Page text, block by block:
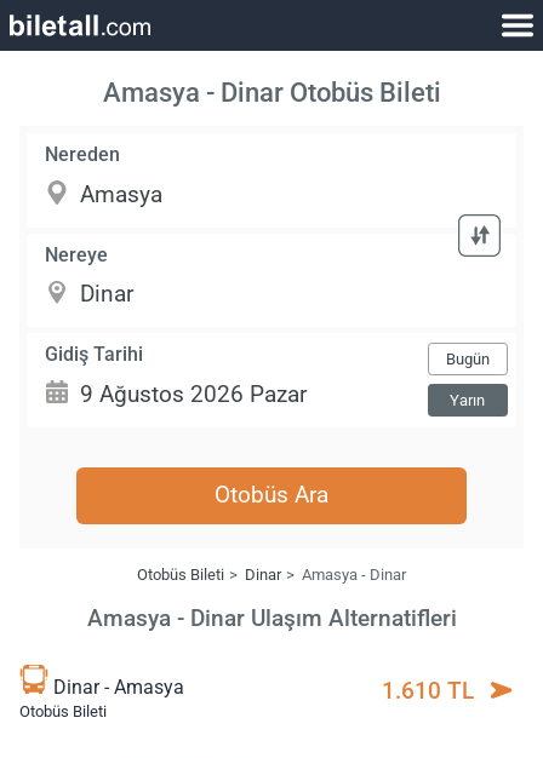
Amasya - Dinar Otobüs Bileti
Nereden
Nereye
Gidiş Tarihi Bugün
Yarın
Otobüs Ara
Otobüs Bileti Dinar Amasya - Dinar
Amasya - Dinar Ulaşım Alternatifleri
Dinar - Amasya
Otobüs Bileti
1.610 TL